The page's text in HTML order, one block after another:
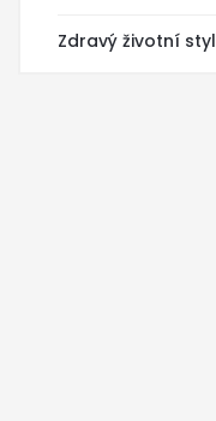
Zdravý životní styl